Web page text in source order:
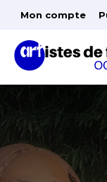
Mon compte